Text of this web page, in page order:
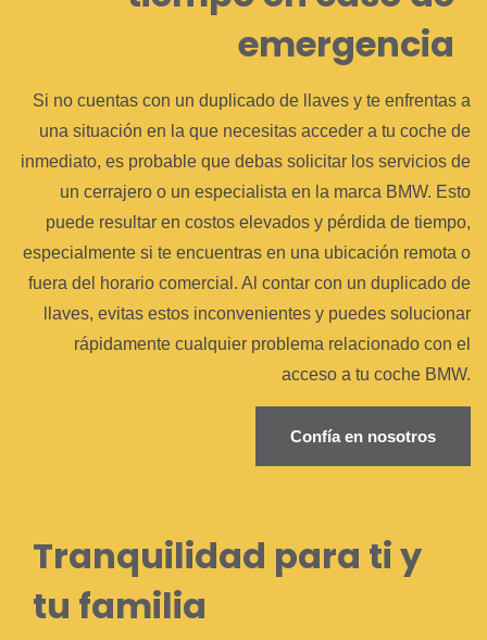
emergencia
Si no cuentas con un duplicado de llaves y te enfrentas a
una situación en la que necesitas acceder a tu coche de
inmediato, es probable que debas solicitar los servicios de
un cerrajero o un especialista en la marca BMW. Esto
puede resultar en costos elevados y pérdida de tiempo,
especialmente si te encuentras en una ubicación remota o
fuera del horario comercial. Al contar con un duplicado de
llaves, evitas estos inconvenientes y puedes solucionar
rápidamente cualquier problema relacionado con el
acceso a tu coche BMW.
Confía en nosotros
Tranquilidad para ti y
tu familia